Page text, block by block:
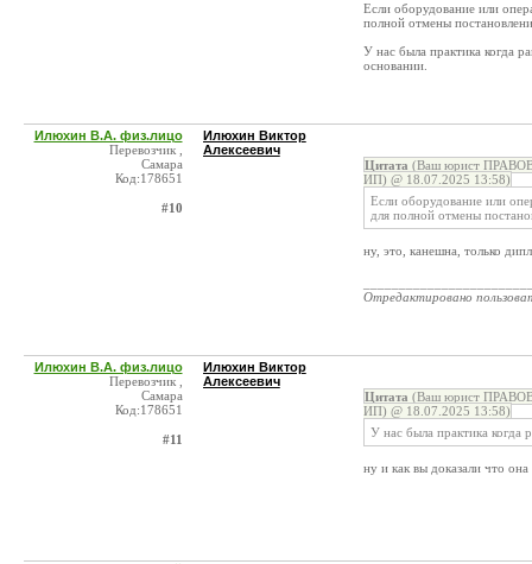
Если оборудование или
полной отмены
У нас была практика когда
основании.
Илюхин В.А. физ.лицо
Перевозчик ,
Самара
Код:178651
#10
Илюхин Виктор
Алексеевич
Цитата (Ваш юрист
ИП) @ 18.07.2025 13:58)
Если оборудование или
для полной отмены
ну, это, канешна, только
Отредактировано
Илюхин В.А. физ.лицо
Перевозчик ,
Самара
Код:178651
#11
Илюхин Виктор
Алексеевич
Цитата (Ваш юрист
ИП) @ 18.07.2025 13:58)
У нас была практика когда
ну и как вы доказали что